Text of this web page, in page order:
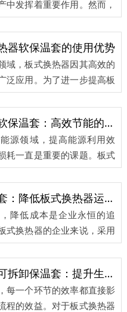
中发挥着重要作用。然而，
性能，正确的使用方法至关
器软保温套的使用优势
域，板式换热器因其高效的
泛应用。为了进一步提高板
和能源利用效率，软保温套
或缺的一部分。...
板式换热器软保温套：高效节能的秘密武器
源领域，提高能源利用效
耗一直是重要的课题。板式
的出现，为解决这一问题提
。...
可拆卸保温套：降低板式换热器运行成本的利器
降低成本是企业永恒的追
式换热器的企业来说，采用
降低设备运行成本的有效途
著优势。...
板式换热器可拆卸保温套：提升生产效率的法宝
每一个环节的效率都直接影
程的效益。对于板式换热器